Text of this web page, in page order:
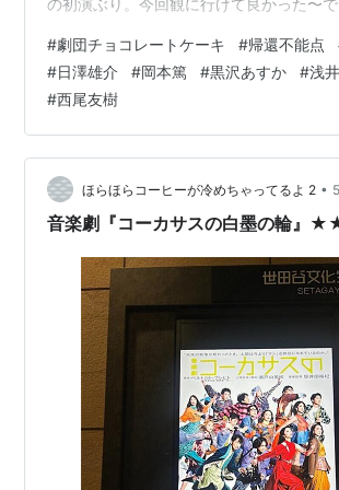
の初演ぶり。今回観に行けて良かった〜
演『帰還不能点』★★★★★ 舞台はとある
田一郎を演じる岡本篤さんがストーリーテ
す。 「総力戦研究所」のOBたちが、黒沢
る小料理屋の女将・山崎道子の亡くなっ
研のOBで、彼の偲ぶ会として集まって…
の「個」…
#劇団チョコレートケーキ #帰還不能点
#日澤雄介 #岡本篤 #黒沢あすか #浅
#西尾友樹
ほらほらコーヒーが冷めちゃってるよ 2 •
音楽劇『コーカサスの白墨の輪